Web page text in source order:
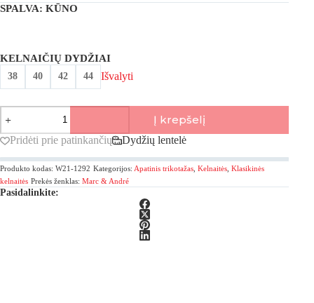
SPALVA: KŪNO
KELNAIČIŲ DYDŽIAI
38 40 42 44 Išvalyti
produkto
kiekis:
Marc&Andre,
Tender
Skin
Klasikinės
kelnaitės
Į krepšelį
Pridėti prie patinkančių Dydžių lentelė
Produkto kodas: W21-1292 Kategorijos: Apatinis trikotažas Kelnaitės Klasikinės
kelnaitės Prekės ženklas: Marc & André
Pasidalinkite: